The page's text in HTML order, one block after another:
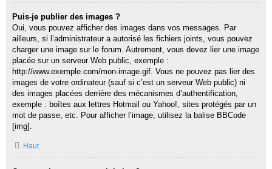
Puis-je publier des images ?
Oui, vous pouvez afficher des images dans vos messages. Par
ailleurs, si l’administrateur a autorisé les fichiers joints, vous pouvez
charger une image sur le forum. Autrement, vous devez lier une image
placée sur un serveur Web public, exemple :
http://www.exemple.com/mon-image.gif. Vous ne pouvez pas lier des
images de votre ordinateur (sauf si c’est un serveur Web public) ni
des images placées derrière des mécanismes d’authentification,
exemple : boîtes aux lettres Hotmail ou Yahoo!, sites protégés par un
mot de passe, etc. Pour afficher l’image, utilisez la balise BBCode
[img].
Haut